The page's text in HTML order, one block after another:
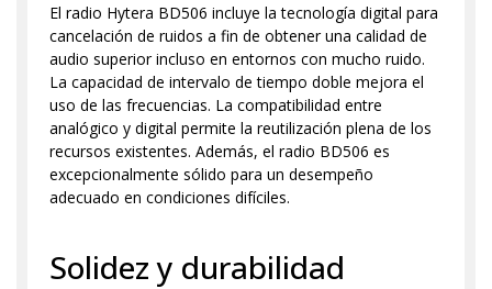
El radio Hytera BD506 incluye la tecnología digital para
cancelación de ruidos a fin de obtener una calidad de
audio superior incluso en entornos con mucho ruido.
La capacidad de intervalo de tiempo doble mejora el
uso de las frecuencias. La compatibilidad entre
analógico y digital permite la reutilización plena de los
recursos existentes. Además, el radio BD506 es
excepcionalmente sólido para un desempeño
adecuado en condiciones difíciles.
Solidez y durabilidad